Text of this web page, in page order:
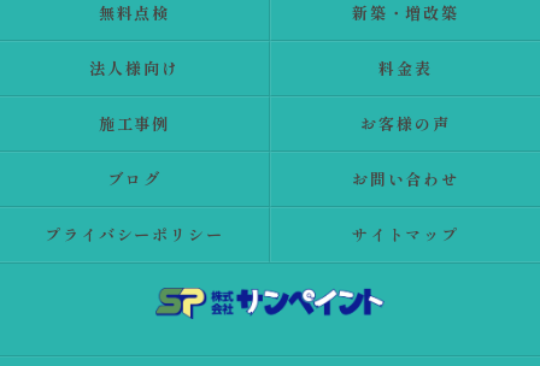
無料点検 新築・増改築
法人様向け 料金表
施工事例 お客様の声
ブログ お問い合わせ
プライバシーポリシー サイトマップ